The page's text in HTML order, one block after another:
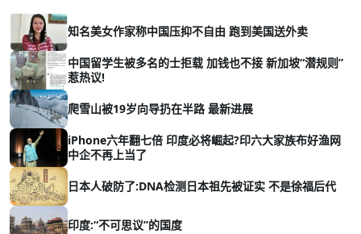
知名美女作家称中国压抑不自由 跑到美国送外卖
中国留学生被多名的士拒载 加钱也不接 新加坡“潜规则”
惹热议!
爬雪山被19岁向导扔在半路 最新进展
iPhone六年翻七倍 印度必将崛起?印六大家族布好渔网
中企不再上当了
日本人破防了:DNA检测日本祖先被证实 不是徐福后代
印度:“不可思议”的国度